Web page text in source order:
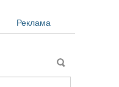
Реклама
Поиск